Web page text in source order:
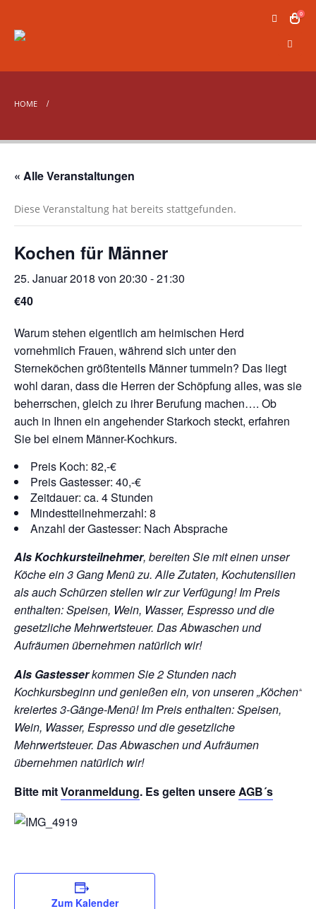
0
HOME
« Alle Veranstaltungen
Diese Veranstaltung hat bereits stattgefunden.
Kochen für Männer
25. Januar 2018 von 20:30 -21:30
€40
Warum stehen eigentlich am heimischen Herd
vornehmlich Frauen, während sich unter den
Sterneköchen größtenteils Männer tummeln? Das liegt
wohl daran, dass die Herren der Schöpfung alles, was sie
beherrschen, gleich zu ihrer Berufung machen…. Ob
auch in Ihnen ein angehender Starkoch steckt, erfahren
Sie bei einem Männer-Kochkurs.
Preis Koch: 82,-€
Preis Gastesser: 40,-€
Zeitdauer: ca. 4 Stunden
Mindestteilnehmerzahl: 8
Anzahl der Gastesser: Nach Absprache
Als Kochkursteilnehmer, bereiten Sie mit einen unser
Köche ein 3 Gang Menü zu. Alle Zutaten, Kochutensilien
als auch Schürzen stellen wir zur Verfügung!Im Preis
enthalten: Speisen, Wein, Wasser, Espresso und die
gesetzliche Mehrwertsteuer. Das Abwaschen und
Aufräumen übernehmen natürlich wir!
Als Gastesserkommen Sie 2 Stunden nach
Kochkursbeginn und genießen ein, von unseren „Köchen“
kreiertes 3-Gänge-Menü!Im Preis enthalten: Speisen,
Wein, Wasser, Espresso und die gesetzliche
Mehrwertsteuer. Das Abwaschen und Aufräumen
übernehmen natürlich wir!
Bitte mitVoranmeldung. Es gelten unsereAGB´s
Zum Kalender